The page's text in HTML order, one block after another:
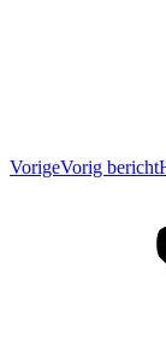
VorigeVorig bericht